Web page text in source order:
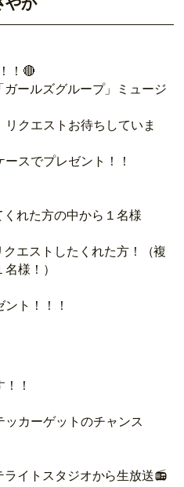
やか
！🔴
ールズグループ」ミュージ
クエストお待ちしていま
スでプレゼント！！
れた方の中から１名様
エストしたくれた方！（複
様！）
ト！！！
！
ッカーゲットのチャンス
イトスタジオから生放送📻